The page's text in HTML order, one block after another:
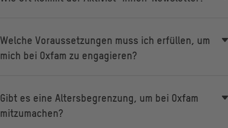
Welche Voraussetzungen muss ich erfüllen, um
mich bei Oxfam zu engagieren?
Gibt es eine Altersbegrenzung, um bei Oxfam
mitzumachen?